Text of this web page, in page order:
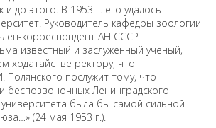
и до этого. В 1953 г. его удалось
Руководитель кафедры зоологии
корреспондент АН СССР
известный и заслуженный ученый,
ходатайстве ректору, что
послужит тому, что
беспозвоночных Ленинградского
университета была бы самой сильной
(24 мая 1953 г.).